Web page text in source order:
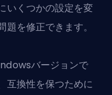
いくつかの設定を変
を修正できます。
バージョンで
互換性を保つために